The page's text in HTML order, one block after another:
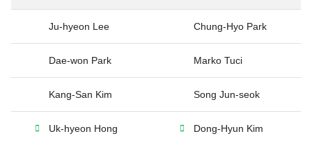
Ju-hyeon Lee Chung-Hyo Park
Dae-won Park Marko Tuci
Kang-San Kim Song Jun-seok
Uk-hyeon Hong Dong-Hyun Kim